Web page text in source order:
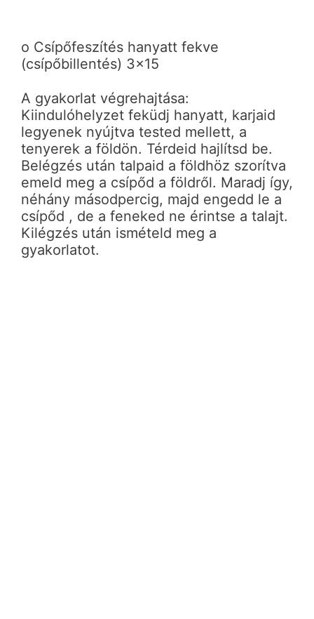
o Csípőfeszítés hanyatt fekve
(csípőbillentés) 3×15
A gyakorlat végrehajtása:
Kiindulóhelyzet feküdj hanyatt, karjaid
legyenek nyújtva tested mellett, a
tenyerek a földön. Térdeid hajlítsd be.
Belégzés után talpaid a földhöz szorítva
emeld meg a csípőd a földről. Maradj így,
néhány másodpercig, majd engedd le a
csípőd , de a feneked ne érintse a talajt.
Kilégzés után ismételd meg a
gyakorlatot.